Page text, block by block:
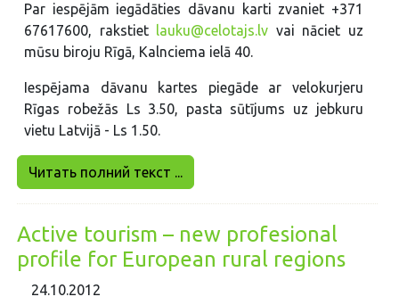
Par iespējām iegādāties dāvanu karti zvaniet +371
67617600, rakstiet lauku@celotajs.lv vai nāciet uz
mūsu biroju Rīgā, Kalnciema ielā 40.
Iespējama dāvanu kartes piegāde ar velokurjeru
Rīgas robežās Ls 3.50, pasta sūtījums uz jebkuru
vietu Latvijā - Ls 1.50.
Читать полний текст ...
Active tourism – new profesional
profile for European rural regions
24.10.2012